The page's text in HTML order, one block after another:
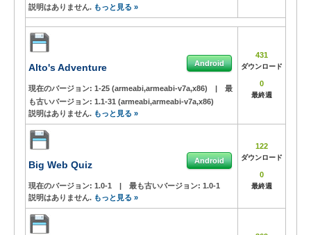
説明はありません. もっと見る »
Alto's Adventure Android
現在のバージョン: 1-25 (armeabi,armeabi-v7a,x86) |
最
も古いバージョン: 1.1-31 (armeabi,armeabi-v7a,x86)
説明はありません. もっと見る »
431
ダウンロード
0
最終週
Big Web Quiz Android
現在のバージョン: 1.0-1 | 最も古いバージョン: 1.0-1
説明はありません. もっと見る »
122
ダウンロード
0
最終週